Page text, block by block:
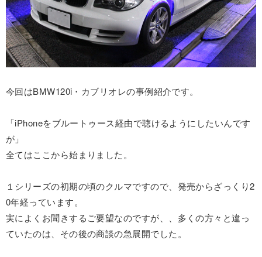
今回はBMW120i・カブリオレの事例紹介です。
「iPhoneをブルートゥース経由で聴けるようにしたいんです
が」
全てはここから始まりました。
１シリーズの初期の頃のクルマですので、発売からざっくり2
0年経っています。
実によくお聞きするご要望なのですが、、多くの方々と違っ
ていたのは、その後の商談の急展開でした。